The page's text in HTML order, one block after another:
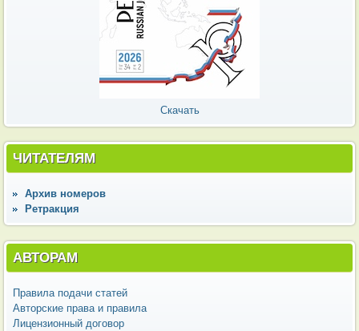
Скачать
ЧИТАТЕЛЯМ
Архив номеров
Ретракция
АВТОРАМ
Правила подачи статей
Авторские права и правила
Лицензионный договор